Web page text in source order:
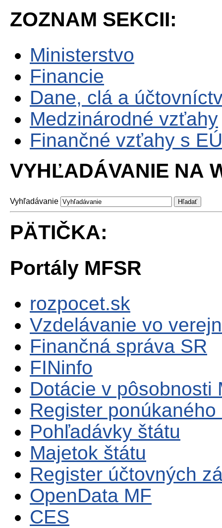
ZOZNAM SEKCII:
Ministerstvo
Financie
Dane, clá a
Medzinárodné vzťahy
Finančné vzťahy s EÚ
VYHĽADÁVANIE NA
Vyhľadávanie
PÄTIČKA:
Portály MFSR
rozpocet.sk
Vzdelávanie vo
Finančná správa SR
FINinfo
Dotácie v pôsobnosti
Register
Pohľadávky štátu
Majetok štátu
Register účtovných
OpenData MF
CES